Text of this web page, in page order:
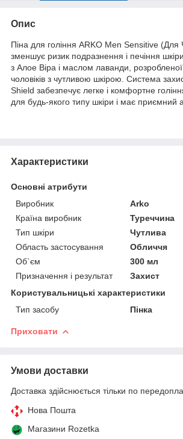
Опис
Піна для гоління ARKO Men Sensitive (Для
зменшує ризик подразнення і печіння
з Алое Віра і маслом лаванди,
чоловіків з чутливою шкірою. Система
Shield забезпечує легке і комфортне
для будь-якого типу шкіри і має приємний
Характеристики
Основні атрибути
Виробник
Arko
Країна виробник
Туреччина
Тип шкіри
Чутлива
Область застосування
Обличчя
Об`єм
300 мл
Призначення і результат
Захист
Користувальницькі характеристики
Тип засобу
Пінка
Приховати
Умови доставки
Доставка здійснюється тільки по
Нова Пошта
Магазини Rozetka